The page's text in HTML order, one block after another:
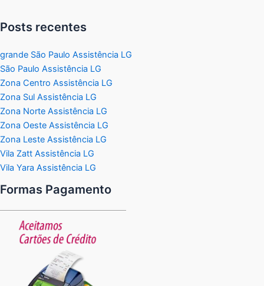
Posts recentes
grande São Paulo Assistência LG
São Paulo Assistência LG
Zona Centro Assistência LG
Zona Sul Assistência LG
Zona Norte Assistência LG
Zona Oeste Assistência LG
Zona Leste Assistência LG
Vila Zatt Assistência LG
Vila Yara Assistência LG
Formas Pagamento